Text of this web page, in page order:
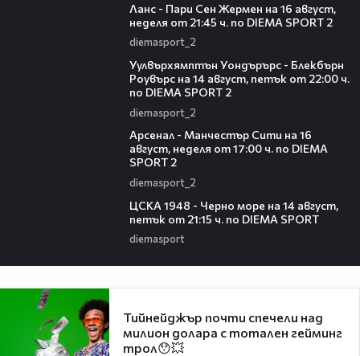
Ланс - Пари Сен Жермен на 16 август,
неделя от 21:45 ч. по DIEMA SPORT 2
diemasport_2
Уулвърхямптън Уондърърс - Блекбърн
Роувърс на 14 август, петък от 22:00 ч.
по DIEMA SPORT 2
diemasport_2
Арсенал - Манчестър Сити на 16
август, неделя от 17:00 ч. по DIEMA
SPORT 2
diemasport_2
ЦСКА 1948 - Черно море на 14 август,
петък от 21:15 ч. по DIEMA SPORT
diemasport
Тийнейджър почти спечели над
милион долара с тотален гейминг
трол😯💥